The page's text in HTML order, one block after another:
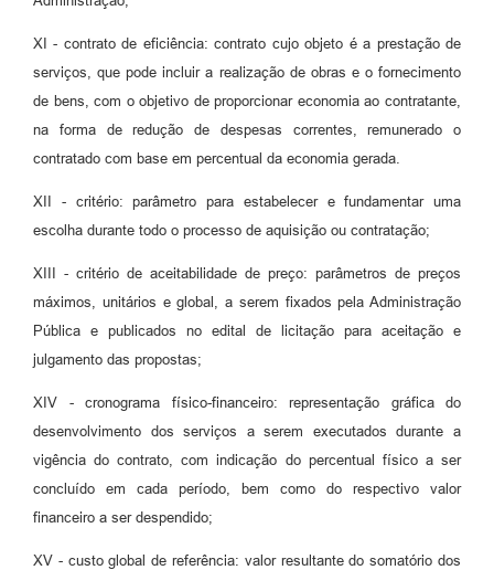
XI - contrato de eficiência: contrato cujo objeto é a prestação de
serviços, que pode incluir a realização de obras e o fornecimento
de bens, com o objetivo de proporcionar economia ao contratante,
na forma de redução de despesas correntes, remunerado o
contratado com base em percentual da economia gerada.
XII - critério: parâmetro para estabelecer e fundamentar uma
escolha durante todo o processo de aquisição ou contratação;
XIII - critério de aceitabilidade de preço: parâmetros de preços
máximos, unitários e global, a serem fixados pela Administração
Pública e publicados no edital de licitação para aceitação e
julgamento das propostas;
XIV - cronograma físico-financeiro: representação gráfica do
desenvolvimento dos serviços a serem executados durante a
vigência do contrato, com indicação do percentual físico a ser
concluído em cada período, bem como do respectivo valor
financeiro a ser despendido;
XV - custo global de referência: valor resultante do somatório dos